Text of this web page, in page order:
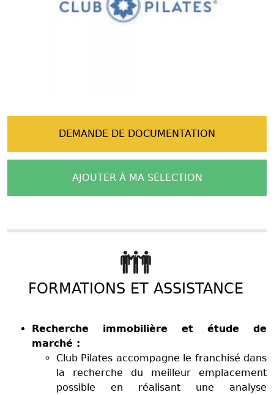
DEMANDE DE DOCUMENTATION
AJOUTER À MA SÉLECTION
FORMATIONS ET ASSISTANCE
Recherche immobilière et étude de
marché :
Club Pilates accompagne le franchisé dans
la recherche du meilleur emplacement
possible en réalisant une analyse